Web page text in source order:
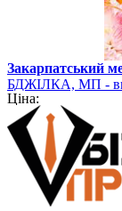
Закарпатський
БДЖІЛКА, МП -
квіткового пилку
Ціна: